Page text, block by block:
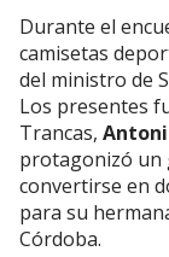
Durante el
camisetas
del ministro de
Los presentes
Trancas,
protagonizó un
convertirse en
para su
Córdoba.